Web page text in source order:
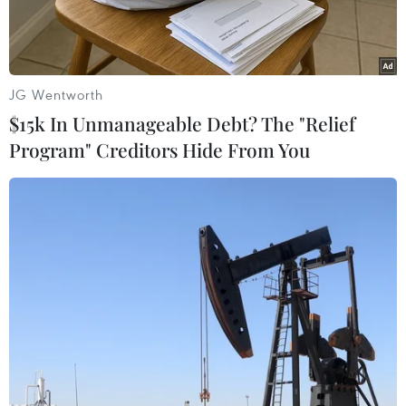
Đồng tiền điện tử Bitcoin. (Ảnh: AFP/TTXVN)
Đồng Bitcoin lại xác lập kỷ lục mới vào sáng
20/2 (theo giờ Việt Nam), đưa mức vốn hóa thị
trường vượt ngưỡng 1.000 tỷ USD.
JG Wentworth
$15k In Unmanageable Debt? The "Relief
Program" Creditors Hide From You